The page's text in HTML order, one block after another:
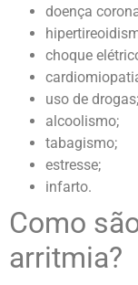
doença
choque
uso de drogas;
alcoolismo;
tabagismo;
estresse;
infarto.
Como
arritmia?